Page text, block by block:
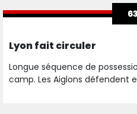
63
Lyon fait circuler
Longue séquence de
camp. Les Aiglons défendent